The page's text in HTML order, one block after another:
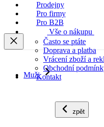
Prodejny
Pro firmy
Pro B2B
Vše o nákupu
Často se ptáte
Doprava a platba
Vrácení zboží a
Obchodní
Kontakt
Muži
zpět